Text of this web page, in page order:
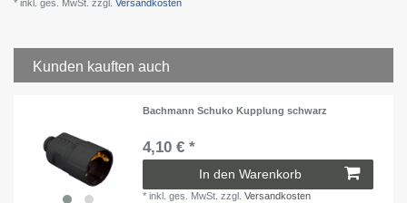
* inkl. ges. MwSt. zzgl. Versandkosten
Kunden kauften auch
Bachmann Schuko Kupplung schwarz
4,10 € *
In den Warenkorb
*inkl. ges. MwSt. zzgl.Versandkosten